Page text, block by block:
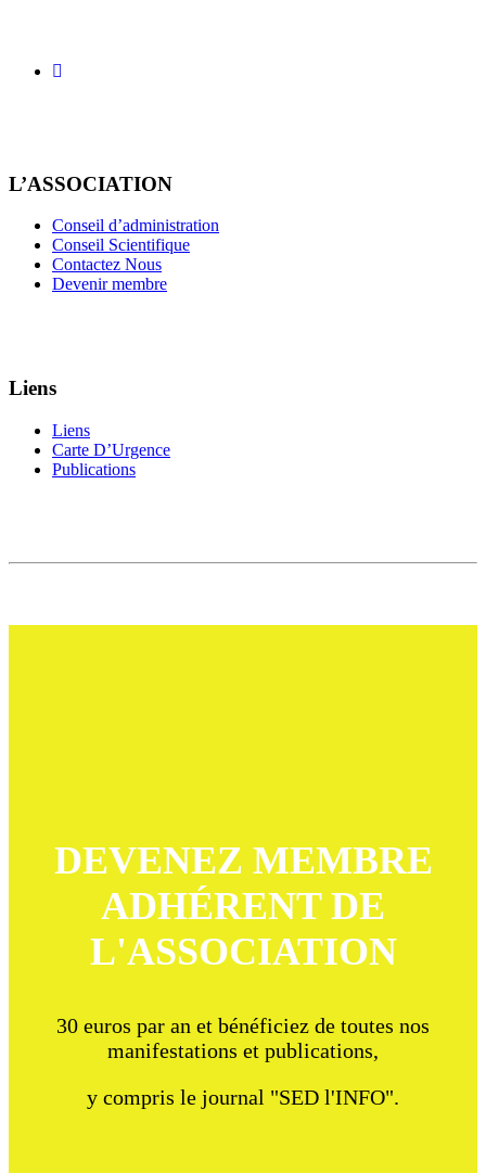
L’ASSOCIATION
Conseil d’administration
Conseil Scientifique
Contactez Nous
Devenir membre
Liens
Liens
Carte D’Urgence
Publications
DEVENEZ MEMBRE
ADHÉRENT DE
L'ASSOCIATION
30 euros par an et bénéficiez de toutes nos
manifestations et publications,
y compris le journal "SED l'INFO".